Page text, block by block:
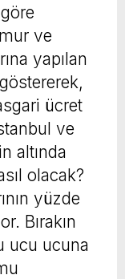
ve
yapılan
ücret
ve
altında
olacak?
yüzde
Bırakın
ucu ucuna